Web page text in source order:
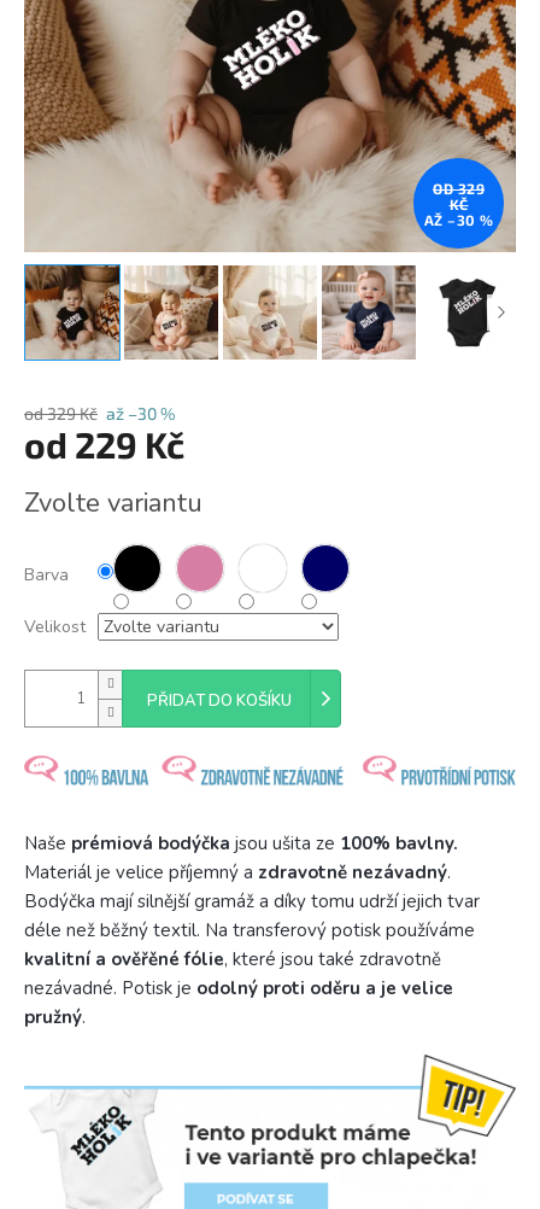
OD 329
KČ
AŽ –30 %
od 329 Kč až –30 %
od 229 Kč
cena:
Zvolte variantu
Barva
Velikost
PŘIDAT DO KOŠÍKU
Naše prémiová bodýčka jsou ušita ze 100% bavlny.
Materiál je velice příjemný a zdravotně nezávadný.
Bodýčka mají silnější gramáž a díky tomu udrží jejich tvar
déle než běžný textil. Na transferový potisk používáme
kvalitní a ověřěné fólie, které jsou také zdravotně
nezávadné. Potisk je odolný proti oděru a je velice
pružný.